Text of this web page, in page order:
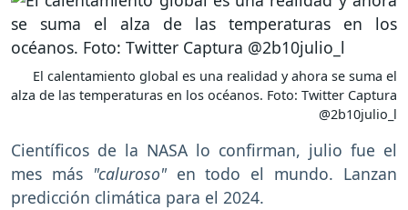
El calentamiento global es una realidad y ahora se suma el
alza de las temperaturas en los océanos. Foto: Twitter Captura
@2b10julio_l
Científicos de la NASA lo confirman, julio fue el
mes más "caluroso"en todo el mundo. Lanzan
predicción climática para el 2024.